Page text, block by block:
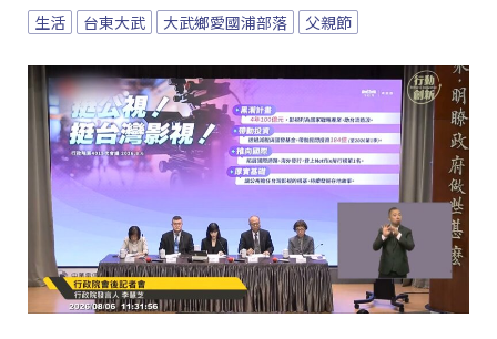
生活 台東大武 大武鄉愛國浦部落 父親節